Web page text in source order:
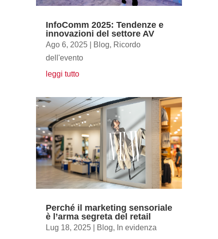
InfoComm 2025: Tendenze e
innovazioni del settore AV
Ago 6, 2025| Blog, Ricordo
dell'evento
leggi tutto
Perché il marketing sensoriale
è l’arma segreta del retail
Lug 18, 2025| Blog, In evidenza